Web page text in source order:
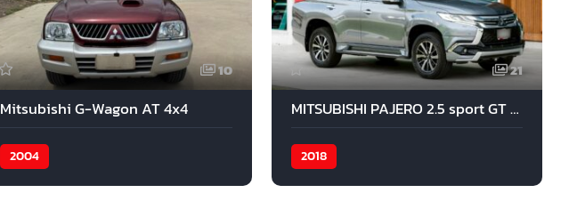
10
Mitsubishi G-Wagon AT 4x4
2004
21
MITSUBISHI PAJERO 2.5 sport GT Premium 2018 สีเทา
2018